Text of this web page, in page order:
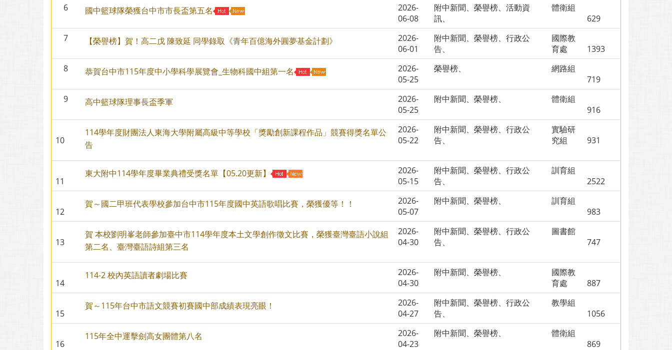
6
國中籃球隊榮獲台中市市長盃第五名
2026-
06-08
附中新聞、榮譽榜、活動資
訊、
體衛組
629
7
【榮譽榜】賀！高二戊 陳致延 同學錄取《青年百億海外圓夢基金計劃》
2026-
06-01
附中新聞、榮譽榜、行政公
告、
國際教
育處
1393
8
恭賀台中市115年度中小學科學展覽會_生物科國中組第一名
2026-
05-25
榮譽榜、
網路組
719
9
高中籃球隊理事長盃季軍
2026-
05-25
附中新聞、榮譽榜、
體衛組
916
10
114學年度財團法人東海大學附屬高級中等學校「獎勵創新課程作品」競賽得獎名單公
告
2026-
05-22
附中新聞、榮譽榜、行政公
告、
實驗研
究組
931
11
東大附中114學年度畢業典禮受獎名單【05.20更新】
2026-
05-15
附中新聞、榮譽榜、行政公
告、
訓育組
2522
12
賀～國二甲班代表學校參加台中市115年度國中英語歌唱比賽，榮獲優等！！
2026-
05-07
附中新聞、榮譽榜、
訓育組
983
13
賀 本校劉明峯老師參加臺中市114學年度本土文學創作徵文比賽，榮獲臺灣臺語小說組
第二名、臺灣臺語詩組第三名
2026-
04-30
附中新聞、榮譽榜、行政公
告、
圖書館
747
14
114-2 校內英語讀者劇場比賽
2026-
04-30
附中新聞、榮譽榜、
國際教
育處
887
15
賀～115年台中市語文競賽初賽國中部成績表現亮眼！
2026-
04-27
附中新聞、榮譽榜、行政公
告、
教學組
1056
16
115年全中運擊劍高女團體第八名
2026-
04-23
附中新聞、榮譽榜、
體衛組
869